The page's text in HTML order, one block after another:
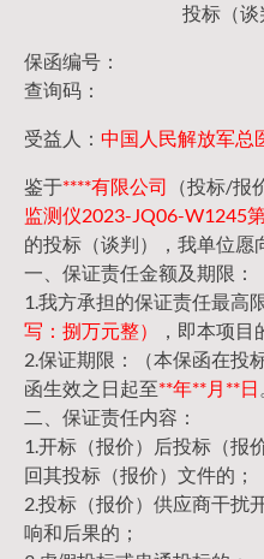
投标（谈
保函编号：
查询码：
受益人： 中国人民解放军总
鉴于****有限公司 （投标/报
监测仪2023-JQ06-W1245
的投标（谈判），我单位愿
一、保证责任金额及期限：
1.我方承担的保证责任最高
写：捌万元整）
，即本项目
2.保证期限：（本保函在投
函生效之日起至**年**月**日
二、保证责任内容：
1.开标（报价）后投标（报
回其投标（报价）文件的；
2.投标（报价）供应商干扰
响和后果的；